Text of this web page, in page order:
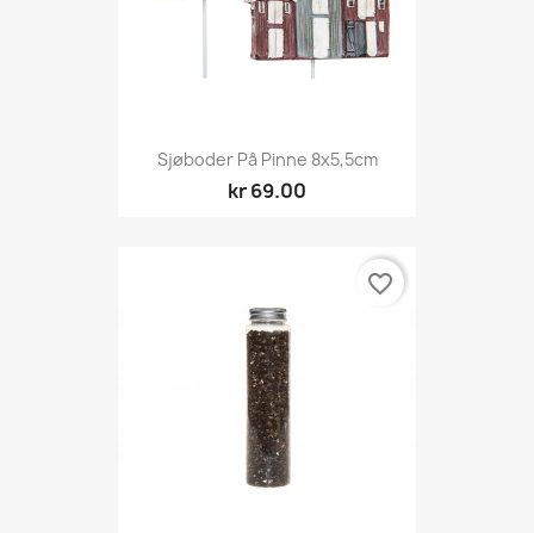
Sjøboder På Pinne 8x5,5cm
kr 69.00
favorite_border